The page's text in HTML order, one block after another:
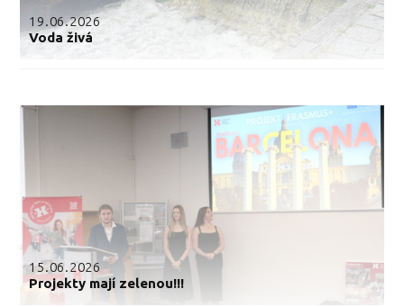
19.06.2026
Voda živá
15.06.2026
Projekty mají zelenou!!!